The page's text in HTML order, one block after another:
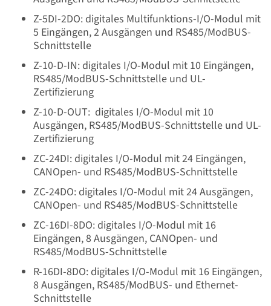
Z-5DI-2DO: digitales Multifunktions-I/O-Modul mit
5 Eingängen, 2 Ausgängen und RS485/ModBUS-
Schnittstelle
Z-10-D-IN: digitales I/O-Modul mit 10 Eingängen,
RS485/ModBUS-Schnittstelle und UL-
Zertifizierung
Z-10-D-OUT: digitales I/O-Modul mit 10
Ausgängen, RS485/ModBUS-Schnittstelle und UL-
Zertifizierung
ZC-24DI: digitales I/O-Modul mit 24 Eingängen,
CANOpen- und RS485/ModBUS-Schnittstelle
ZC-24DO: digitales I/O-Modul mit 24 Ausgängen,
CANOpen- und RS485/ModBUS-Schnittstelle
ZC-16DI-8DO: digitales I/O-Modul mit 16
Eingängen, 8 Ausgängen, CANOpen- und
RS485/ModBUS-Schnittstelle
R-16DI-8DO: digitales I/O-Modul mit 16 Eingängen,
8 Ausgängen, RS485/ModBUS- und Ethernet-
Schnittstelle